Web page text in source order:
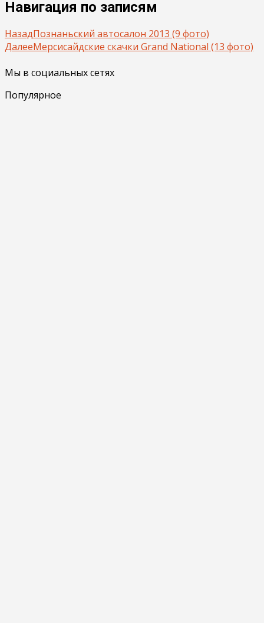
Навигация по записям
НазадПознаньский автосалон 2013 (9 фото)
ДалееМерсисайдские скачки Grand National (13 фото)
Мы в социальных сетях
Популярное